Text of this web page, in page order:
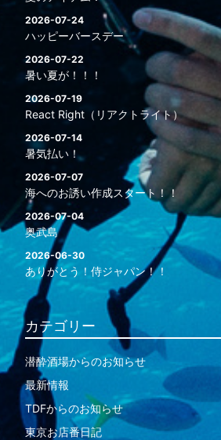
2026-07-24
ハッピーバースデー
2026-07-22
暑い夏が！！！
2026-07-19
React Right（リアクトライト）
2026-07-14
暑気払い！
2026-07-07
海へのお誘い作成スタート！！
2026-07-04
奥武島
2026-06-30
ありがとう！侍ジャパン！！
カテゴリー
潜酔酒場からのお知らせ
最新情報
TDFからのお知らせ
東京お店番日記